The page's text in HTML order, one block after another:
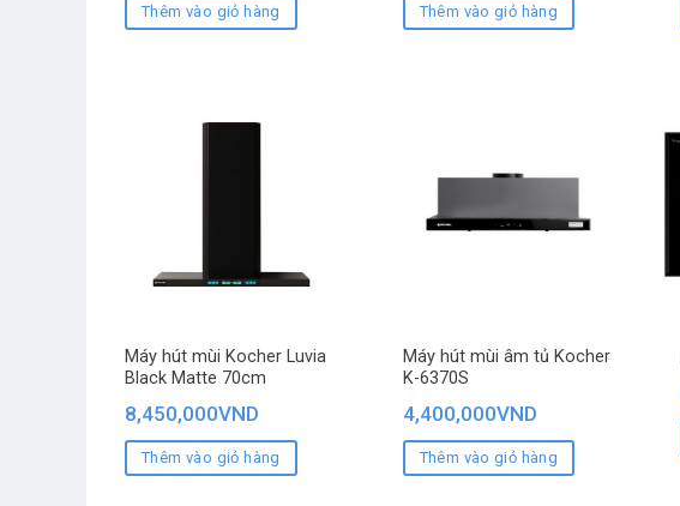
Thêm vào giỏ hàng Thêm vào giỏ hàng
Máy hút mùi Kocher Luvia
Black Matte 70cm
8,450,000VND
Thêm vào giỏ hàng
Máy hút mùi âm tủ Kocher
K-6370S
4,400,000VND
Thêm vào giỏ hàng